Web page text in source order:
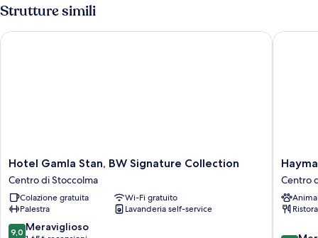
Strutture simili
Hotel
Gamla
Stan,
BW
Signature
Collection
Hotel Gamla Stan, BW Signature Collection
Centro di Stoccolma
Colazione gratuita
Wi-Fi gratuito
Palestra
Lavanderia self-service
9.0
9,0 Meraviglioso
Hotel Gamla Stan, BW Signature Collection
by
Scandic
Centro
di
Centro